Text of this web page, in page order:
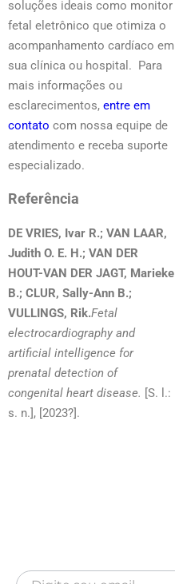
soluções ideais como monitor
fetal eletrônico que otimiza o
acompanhamento cardíaco em
sua clínica ou hospital. Para
mais informações ou
esclarecimentos, entre em
contato com nossa equipe de
atendimento e receba suporte
especializado.
Referência
DE VRIES, Ivar R.; VAN LAAR,
Judith O. E. H.; VAN DER
HOUT-VAN DER JAGT, Marieke
B.; CLUR, Sally-Ann B.;
VULLINGS, Rik.Fetal
electrocardiography and
artificial intelligence for
prenatal detection of
congenital heart disease. [S. l.:
s. n.], [2023?].
Newsletter